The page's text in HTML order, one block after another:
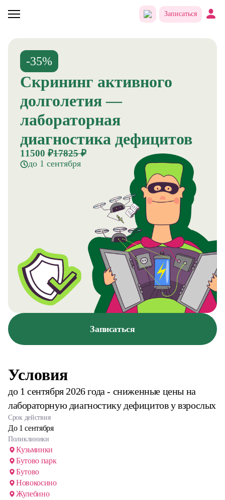
Записаться
-35%
Скрининг активного
долголетия —
лабораторная
диагностика дефицитов
11500 ₽17825 ₽
до 1 сентября
Записаться
Условия
до 1 сентября 2026 года - сниженные цены на
лабораторную диагностику дефицитов у взрослых
Срок действия
До 1 сентября
Поликлиники
Кузьминки
Бутово парк
Бутово
Новокосино
Жулебино